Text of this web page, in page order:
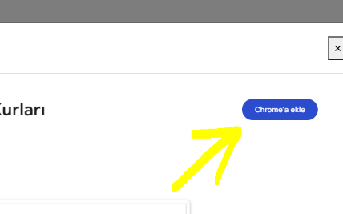
Gizlilik Politikası
Güncel Kurlar
Kur
Dolar
×